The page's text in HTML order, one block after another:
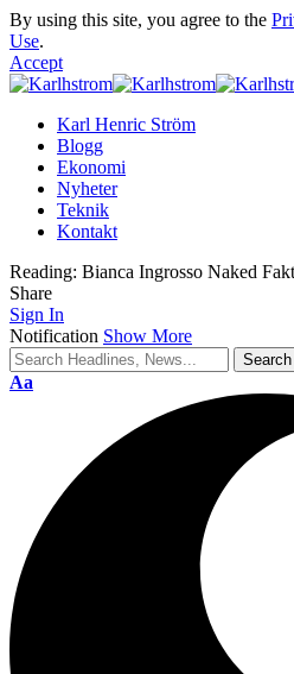
By using this site, you agree to the
Use.
Accept
Karl Henric Ström
Blogg
Ekonomi
Nyheter
Teknik
Kontakt
Reading: Bianca Ingrosso Naked
Share
Sign In
Notification Show More
Font
Aa